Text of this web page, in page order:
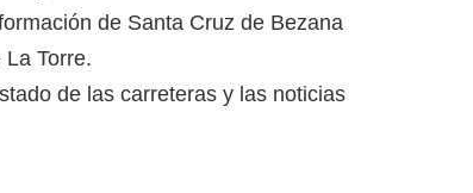
de Santa Cruz de Bezana
Torre.
de las carreteras y las noticias